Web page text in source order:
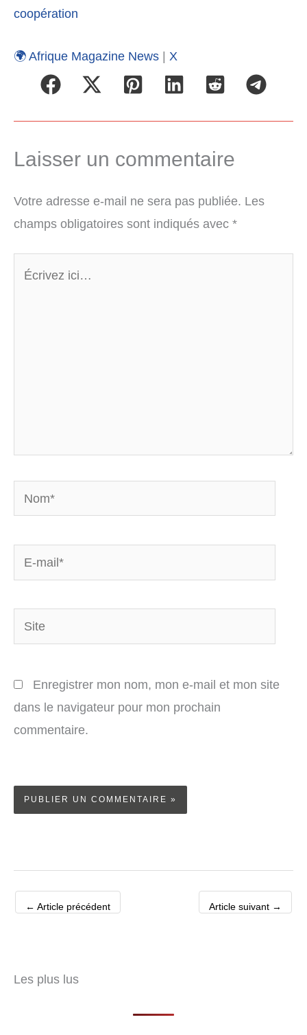
coopération
🌍 Afrique Magazine News | X
Laisser un commentaire
Votre adresse e-mail ne sera pas publiée. Les
champs obligatoires sont indiqués avec *
Nom*
E-
mail*
Site
Enregistrer mon nom, mon e-mail et mon site
dans le navigateur pour mon prochain
commentaire.
← Article précédent Article suivant →
Les plus lus